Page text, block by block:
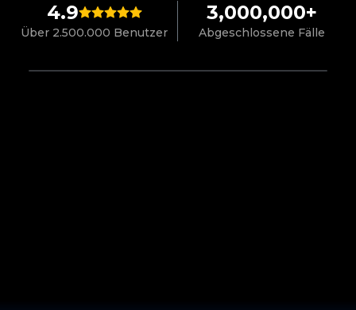
4.9
Über 2.500.000 Benutzer
3,000,000+
Abgeschlossene Fälle